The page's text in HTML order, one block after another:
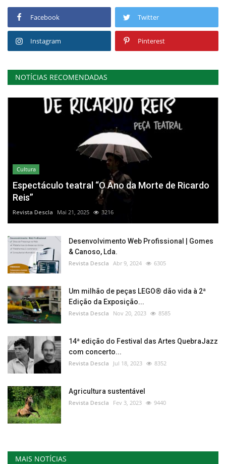
Facebook Twitter
Instagram Pinterest
NOTÍCIAS RECOMENDADAS
Cultura
Espectáculo teatral “O Ano da Morte de Ricardo
Reis”
Revista Descla Mai 21, 2025 3216
Desenvolvimento Web Profissional | Gomes
& Canoso, Lda.
Revista Descla Abr 9, 2024 6305
Um milhão de peças LEGO® dão vida à 2ª
Edição da Exposição...
Revista Descla Nov 20, 2023 8585
14ª edição do Festival das Artes QuebraJazz
com concerto...
Revista Descla Jul 18, 2023 8352
Agricultura sustentável
Revista Descla Fev 3, 2023 9440
MAIS NOTÍCIAS